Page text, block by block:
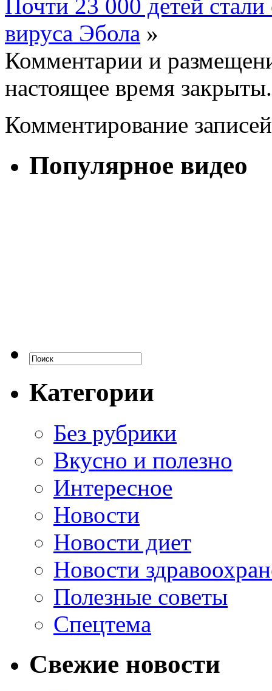
Почти 23 000 детей
вируса Эбола »
Комментарии и
настоящее время закрыты.
Комментирование
Популярное видео
Категории
Без рубрики
Вкусно и полезно
Интересное
Новости
Новости диет
Новости
Полезные советы
Спецтема
Свежие новости